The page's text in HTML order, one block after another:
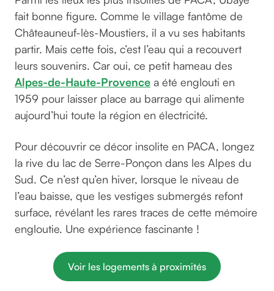
fait bonne figure. Comme le village fantôme de
Châteauneuf-lès-Moustiers, il a vu ses habitants
partir. Mais cette fois, c’est l’eau qui a recouvert
leurs souvenirs. Car oui, ce petit hameau des
Alpes-de-Haute-Provence a été englouti en
1959 pour laisser place au barrage qui alimente
aujourd’hui toute la région en électricité.
Pour découvrir ce décor insolite en PACA, longez
la rive du lac de Serre-Ponçon dans les Alpes du
Sud. Ce n’est qu’en hiver, lorsque le niveau de
l’eau baisse, que les vestiges submergés refont
surface, révélant les rares traces de cette mémoire
engloutie. Une expérience fascinante !
Voir les logements à proximités